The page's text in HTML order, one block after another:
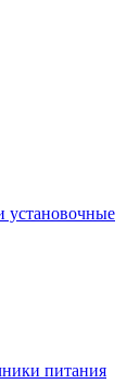
установочные
питания